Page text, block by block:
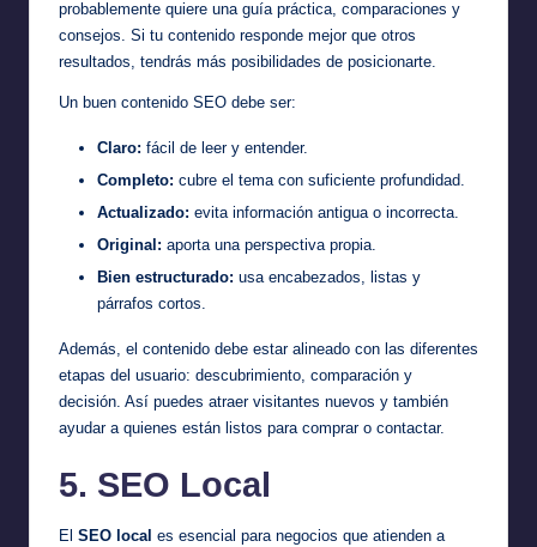
probablemente quiere una guía práctica, comparaciones y
consejos. Si tu contenido responde mejor que otros
resultados, tendrás más posibilidades de posicionarte.
Un buen contenido SEO debe ser:
Claro: fácil de leer y entender.
Completo: cubre el tema con suficiente profundidad.
Actualizado: evita información antigua o incorrecta.
Original: aporta una perspectiva propia.
Bien estructurado: usa encabezados, listas y
párrafos cortos.
Además, el contenido debe estar alineado con las diferentes
etapas del usuario: descubrimiento, comparación y
decisión. Así puedes atraer visitantes nuevos y también
ayudar a quienes están listos para comprar o contactar.
5. SEO Local
El SEO local es esencial para negocios que atienden a